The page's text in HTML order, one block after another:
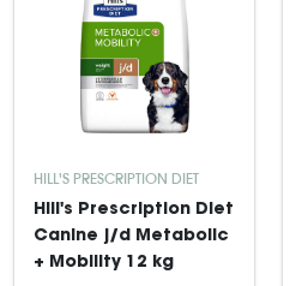
HILL'S PRESCRIPTION DIET
Hill's Prescription Diet
Canine j/d Metabolic
+ Mobility 12 kg